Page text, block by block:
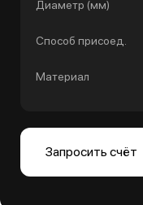
Диаметр (мм)
Способ присоед.
Материал
Запросить счёт